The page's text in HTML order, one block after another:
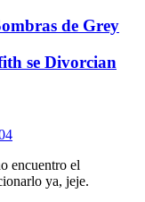
de Grey
se Divorcian
encuentro el
ya, jeje.